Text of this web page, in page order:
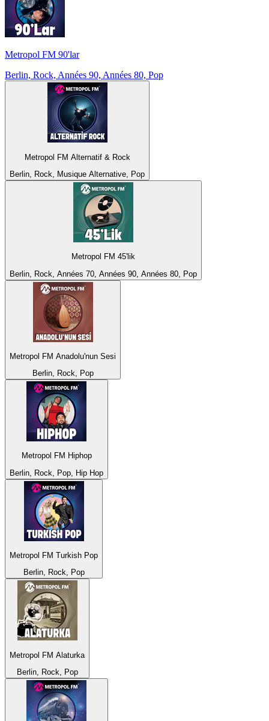
Metropol FM 90'lar
Berlin, Rock, Années 90, Années 80, Pop
Metropol FM Alternatif & Rock
Berlin, Rock, Musique Alternative, Pop
Metropol FM 45'lik
Berlin, Rock, Années 70, Années 90, Années 80, Pop
Metropol FM Anadolu'nun Sesi
Berlin, Rock, Pop
Metropol FM Hiphop
Berlin, Rock, Pop, Hip Hop
Metropol FM Turkish Pop
Berlin, Rock, Pop
Metropol FM Alaturka
Berlin, Rock, Pop